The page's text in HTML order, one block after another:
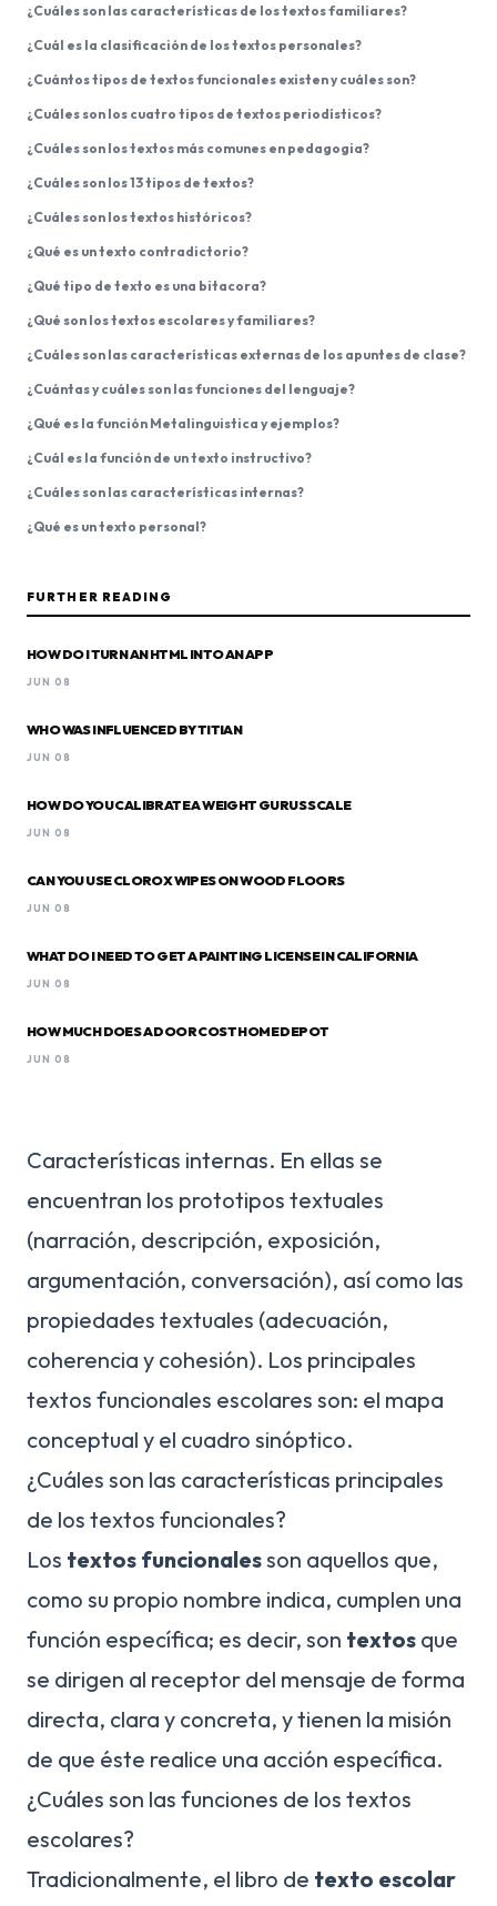
¿Cuáles son las características de los textos familiares?
¿Cuál es la clasificación de los textos personales?
¿Cuántos tipos de textos funcionales existen y cuáles son?
¿Cuáles son los cuatro tipos de textos periodísticos?
¿Cuáles son los textos más comunes en pedagogia?
¿Cuáles son los 13 tipos de textos?
¿Cuáles son los textos históricos?
¿Qué es un texto contradictorio?
¿Qué tipo de texto es una bitacora?
¿Qué son los textos escolares y familiares?
¿Cuáles son las características externas de los apuntes de clase?
¿Cuántas y cuáles son las funciones del lenguaje?
¿Qué es la función Metalinguistica y ejemplos?
¿Cuál es la función de un texto instructivo?
¿Cuáles son las características internas?
¿Qué es un texto personal?
FURTHER READING
HOW DO I TURN AN HTML INTO AN APP
JUN 08
WHO WAS INFLUENCED BY TITIAN
JUN 08
HOW DO YOU CALIBRATE A WEIGHT GURUS SCALE
JUN 08
CAN YOU USE CLOROX WIPES ON WOOD FLOORS
JUN 08
WHAT DO I NEED TO GET A PAINTING LICENSE IN CALIFORNIA
JUN 08
HOW MUCH DOES A DOOR COST HOME DEPOT
JUN 08
Características internas. En ellas se
encuentran los prototipos textuales
(narración, descripción, exposición,
argumentación, conversación), así como las
propiedades textuales (adecuación,
coherencia y cohesión). Los principales
textos funcionales escolares son: el mapa
conceptual y el cuadro sinóptico.
¿Cuáles son las características principales
de los textos funcionales?
Los textos funcionalesson aquellos que,
como su propio nombre indica, cumplen una
función específica; es decir, son textos que
se dirigen al receptor del mensaje de forma
directa, clara y concreta, y tienen la misión
de que éste realice una acción específica.
¿Cuáles son las funciones de los textos
escolares?
Tradicionalmente, el libro de texto escolar